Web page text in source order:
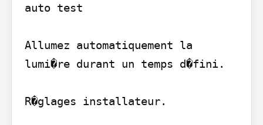
auto test
Allumez automatiquement la
lumi�re durant un temps d�fini.
R�glages installateur.